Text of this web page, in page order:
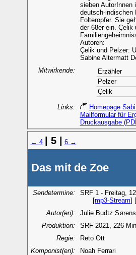
sieben AutorInnen
deutsch-indischen
Folteropfer. Sie
der 68er ein. Çelik
Autoren:
Çelik und Pelzer:
Sabine Altermatt
Mitwirkende:
Erzähler
Pelzer
Çelik
Links:
Homepage
Mailformular für
Druckausgabe
← 4 | 5 | 6 →
Das mit de Zoe
Sendetermine:
SRF 1 - Freitag,
[mp3-Stream]
Autor(en):
Julie Budtz
Produktion:
SRF 2021, 226
Regie:
Reto Ott
Komponist(en):
Noah Ferrari